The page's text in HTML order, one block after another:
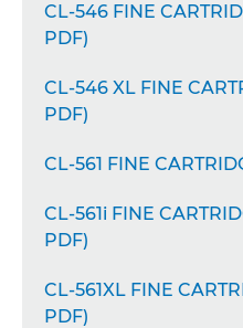
CL-546 FINE
PDF)
CL-546 XL FINE
PDF)
CL-561 FINE
CL-561i FINE
PDF)
CL-561XL FINE
PDF)